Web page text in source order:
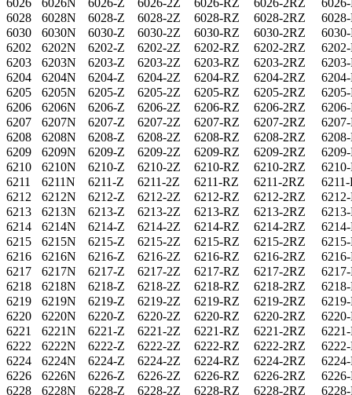
6028
6028N 6028-Z 6028-2Z 6028-RZ 6028-2RZ
6030
6030N 6030-Z 6030-2Z 6030-RZ 6030-2RZ
6202
6202N 6202-Z 6202-2Z 6202-RZ 6202-2RZ
6203
6203N 6203-Z 6203-2Z 6203-RZ 6203-2RZ
6204
6204N 6204-Z 6204-2Z 6204-RZ 6204-2RZ
6205
6205N 6205-Z 6205-2Z 6205-RZ 6205-2RZ
6206
6206N 6206-Z 6206-2Z 6206-RZ 6206-2RZ
6207
6207N 6207-Z 6207-2Z 6207-RZ 6207-2RZ
6208
6208N 6208-Z 6208-2Z 6208-RZ 6208-2RZ
6209
6209N 6209-Z 6209-2Z 6209-RZ 6209-2RZ
6210
6210N 6210-Z 6210-2Z 6210-RZ 6210-2RZ
6211
6211N 6211-Z 6211-2Z 6211-RZ 6211-2RZ
6212
6212N 6212-Z 6212-2Z 6212-RZ 6212-2RZ
6213
6213N 6213-Z 6213-2Z 6213-RZ 6213-2RZ
6214
6214N 6214-Z 6214-2Z 6214-RZ 6214-2RZ
6215
6215N 6215-Z 6215-2Z 6215-RZ 6215-2RZ
6216
6216N 6216-Z 6216-2Z 6216-RZ 6216-2RZ
6217
6217N 6217-Z 6217-2Z 6217-RZ 6217-2RZ
6218
6218N 6218-Z 6218-2Z 6218-RZ 6218-2RZ
6219
6219N 6219-Z 6219-2Z 6219-RZ 6219-2RZ
6220
6220N 6220-Z 6220-2Z 6220-RZ 6220-2RZ
6221
6221N 6221-Z 6221-2Z 6221-RZ 6221-2RZ
6222
6222N 6222-Z 6222-2Z 6222-RZ 6222-2RZ
6224
6224N 6224-Z 6224-2Z 6224-RZ 6224-2RZ
6226
6226N 6226-Z 6226-2Z 6226-RZ 6226-2RZ
6228
6228N 6228-Z 6228-2Z 6228-RZ 6228-2RZ